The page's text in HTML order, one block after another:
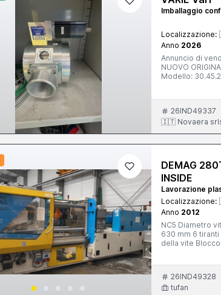
Imballaggio
Localizzazione:
Anno 2026
Annuncio di
NUOVO
Modello:
Spedizione in
trattabili. Per
26IND49337
🇮🇹 Novaera
DEMAG
INSIDE
Lavorazione
Localizzazione:
Anno 2012
NC5 Diametro
630 mm 6
della vite Blocco
26IND49328
tufan